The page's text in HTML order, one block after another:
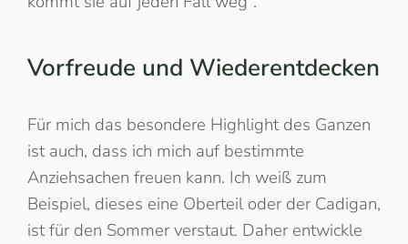
Vorfreude und Wiederentdecken
Für mich das besondere Highlight des Ganzen
ist auch, dass ich mich auf bestimmte
Anziehsachen freuen kann. Ich weiß zum
Beispiel, dieses eine Oberteil oder der Cadigan,
ist für den Sommer verstaut. Daher entwickle